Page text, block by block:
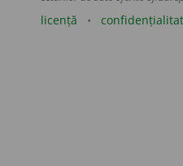
licență